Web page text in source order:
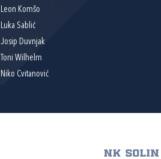
Leon Komšo
Luka Sablić
Josip Duvnjak
Toni Wilhelm
Niko Cvitanović
NK SOLIN